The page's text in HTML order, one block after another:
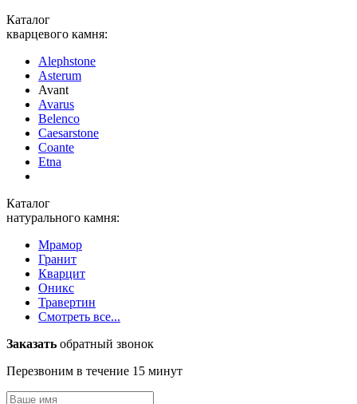
Каталог
кварцевого камня:
Alephstone
Asterum
Avant
Avarus
Belenco
Caesarstone
Coante
Etna
Каталог
натурального камня:
Мрамор
Гранит
Кварцит
Оникс
Травертин
Смотреть все...
Заказать обратный звонок
Перезвоним в течение 15 минут